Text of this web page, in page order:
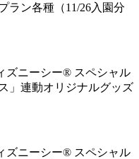
ラン各種（11/26入園分
ズニーシー® スペシャル
」連動オリジナルグッズ
ズニーシー® スペシャル